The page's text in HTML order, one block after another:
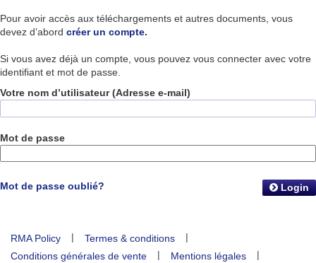
Pour avoir accès aux téléchargements et autres documents, vous
devez d’abord créer un compte.
Si vous avez déjà un compte, vous pouvez vous connecter avec votre
identifiant et mot de passe.
Votre nom d’utilisateur (Adresse e-mail)
Mot de passe
Mot de passe oublié? Login
RMA Policy | Termes & conditions
|
Conditions générales de vente
| Mentions légales
|